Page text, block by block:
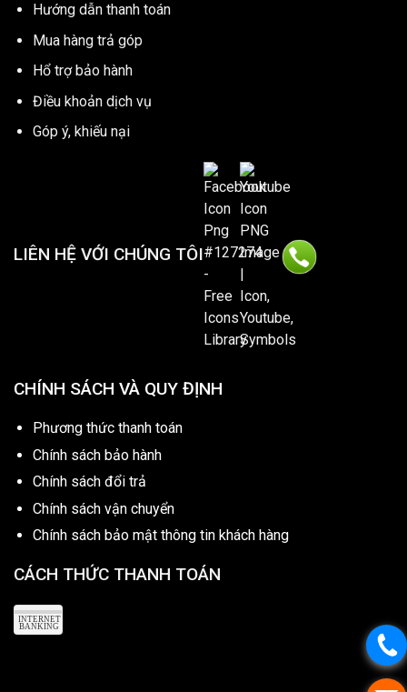
Hướng dẫn thanh toán
Mua hàng trả góp
Hổ trợ bảo hành
Điều khoản dịch vụ
Góp ý, khiếu nại
LIÊN HỆ VỚI CHÚNG TÔI
CHÍNH SÁCH VÀ QUY ĐỊNH
Phương thức thanh toán
Chính sách bảo hành
Chính sách đổi trả
Chính sách vận chuyển
Chính sách bảo mật thông tin khách hàng
CÁCH THỨC THANH TOÁN